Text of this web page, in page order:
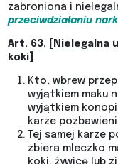
zabroniona i
przeciwdziałaniu
Art. 63. [Nielegalna
koki]
Kto, wbrew
wyjątkiem maku
wyjątkiem
karze
Tej samej karze
zbiera mleczko
koki, żywicę lub